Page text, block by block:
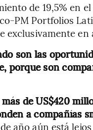
de 19,5% en
PM Portfolios
en
son las
son
de US$420
a compañías
año aún está